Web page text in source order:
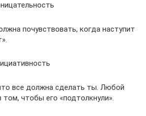
почувствовать, когда наступит
все должна сделать ты. Любой
том, чтобы его «подтолкнули».